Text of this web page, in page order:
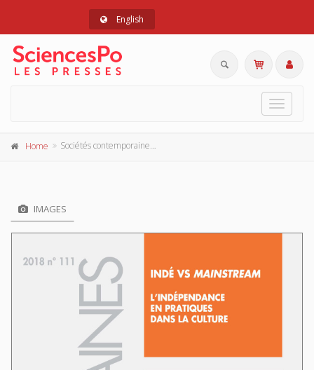
English
Toggle
Home Sociétés contemporaines 111, 2018
IMAGES